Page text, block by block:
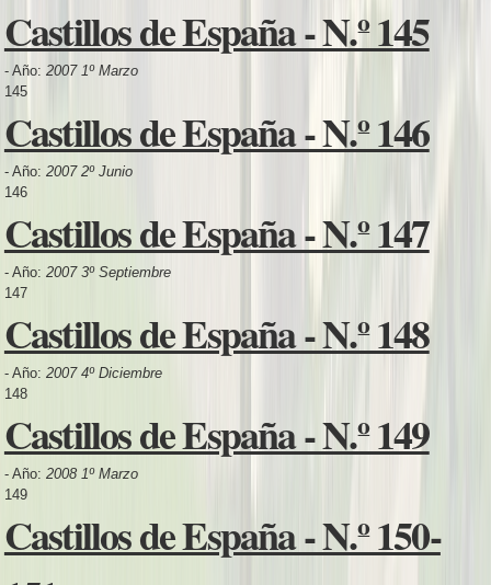
Castillos de España - N.º 145
- Año: 2007 1º Marzo
145
Castillos de España - N.º 146
- Año: 2007 2º Junio
146
Castillos de España - N.º 147
- Año: 2007 3º Septiembre
147
Castillos de España - N.º 148
- Año: 2007 4º Diciembre
148
Castillos de España - N.º 149
- Año: 2008 1º Marzo
149
Castillos de España - N.º 150-